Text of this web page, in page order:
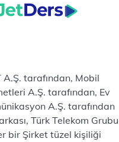
tarafından, Mobil
A.Ş. tarafından, Ev
A.Ş. tarafından
Türk Telekom Grubu
bir Şirket tüzel kişiliği